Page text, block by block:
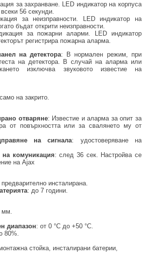
за захранване. LED индикатор на корпуса
56 секунди.
за неизправности. LED индикатор на
бъдат открити неизправности.
за пожарни аларми. LED индикатор
регистрира пожарна аларма.
на детектора: В нормален режим, при
на детектора. В случай на аларма или
изключва звуковото известие на
на закрито.
отваряне: Известие и аларма за опит за
от повърхността или за свалянето му от
на сигнала: удостоверяване на
на комуникация: след 36 сек. Настройва се
на Ajax
инсталирана.
: до 7 години.
мм.
диапазон: от 0 °C до +50 °C.
80%.
стойка, инсталирани батерии,